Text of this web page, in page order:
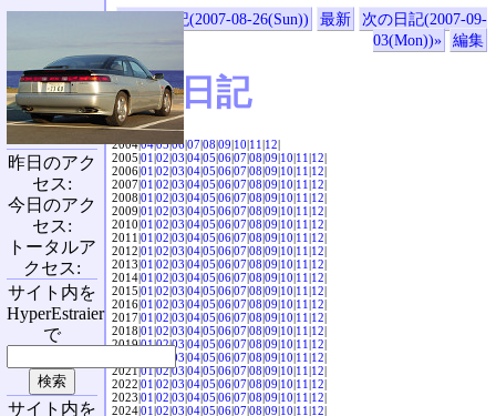
«前の日記(2007-08-26(Sun)) 最新
次の日記(2007-09-
03(Mon))»
編集
SVX日記
2004|04|05|06|07|08|09|10|11|12|
2005|01|02|03|04|05|06|07|08|09|10|11|12|
2006|01|02|03|04|05|06|07|08|09|10|11|12|
2007|01|02|03|04|05|06|07|08|09|10|11|12|
2008|01|02|03|04|05|06|07|08|09|10|11|12|
2009|01|02|03|04|05|06|07|08|09|10|11|12|
2010|01|02|03|04|05|06|07|08|09|10|11|12|
2011|01|02|03|04|05|06|07|08|09|10|11|12|
2012|01|02|03|04|05|06|07|08|09|10|11|12|
2013|01|02|03|04|05|06|07|08|09|10|11|12|
2014|01|02|03|04|05|06|07|08|09|10|11|12|
2015|01|02|03|04|05|06|07|08|09|10|11|12|
2016|01|02|03|04|05|06|07|08|09|10|11|12|
2017|01|02|03|04|05|06|07|08|09|10|11|12|
2018|01|02|03|04|05|06|07|08|09|10|11|12|
2019|01|02|03|04|05|06|07|08|09|10|11|12|
03|04|05|06|07|08|09|10|11|12|
2021|01|02|03|04|05|06|07|08|09|10|11|12|
2022|01|02|03|04|05|06|07|08|09|10|11|12|
2023|01|02|03|04|05|06|07|08|09|10|11|12|
2024|01|02|03|04|05|06|07|08|09|10|11|12|
昨日のアク
セス:
今日のアク
セス:
トータルア
クセス:
サイト内を
HyperEstraier
で
サイト内を